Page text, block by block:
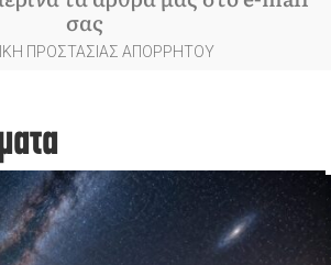
σας
ΠΡΟΣΤΑΣΙΑΣ ΑΠΟΡΡΗΤΟΥ